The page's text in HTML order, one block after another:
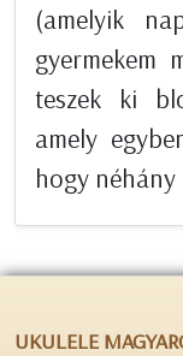
(amelyik
gyermekem
teszek ki
amely
hogy néhány
UKULELE